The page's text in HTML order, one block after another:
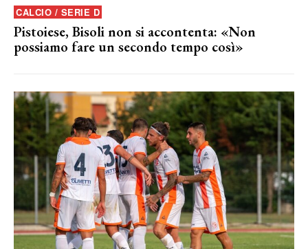
CALCIO / SERIE D
Pistoiese, Bisoli non si accontenta: «Non
possiamo fare un secondo tempo così»